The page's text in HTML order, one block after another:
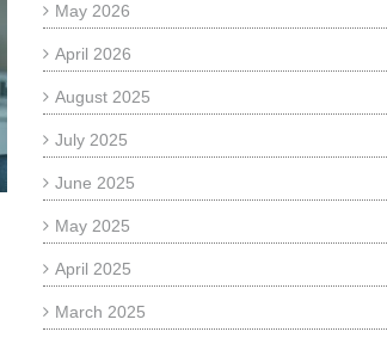
May 2026
April 2026
August 2025
July 2025
June 2025
May 2025
April 2025
March 2025